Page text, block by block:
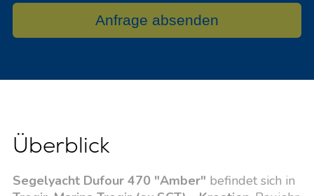
Anfrage absenden
Überblick
Segelyacht Dufour 470 "Amber" befindet sich in